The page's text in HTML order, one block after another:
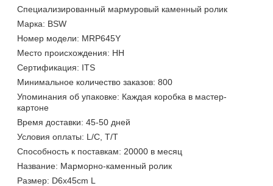
Специализированный мармуровый каменный ролик
Марка: BSW
Номер модели: MRP645Y
Место происхождения: НН
Сертификация: ITS
Минимальное количество заказов: 800
Упоминания об упаковке: Каждая коробка в мастер-
картоне
Время доставки: 45-50 дней
Условия оплаты: L/C, T/T
Способность к поставкам: 20000 в месяц
Название: Марморно-каменный ролик
Размер: D6x45cm L